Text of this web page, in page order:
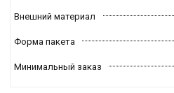
Внешний материал
Форма пакета
Минимальный заказ